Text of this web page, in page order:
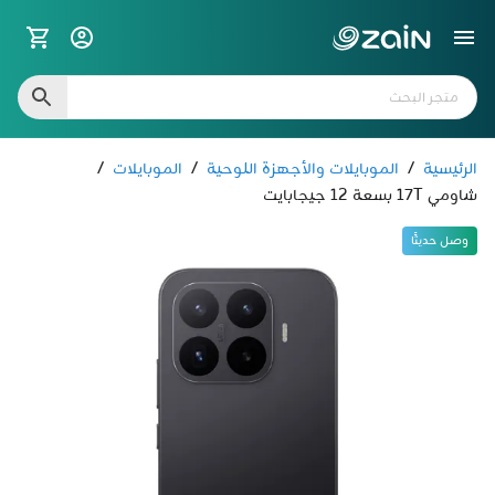
الرئيسية / الموبايلات والأجهزة اللوحية / الموبايلات /
شاومي 17T بسعة 12 جيجابايت
وصل حديثًا